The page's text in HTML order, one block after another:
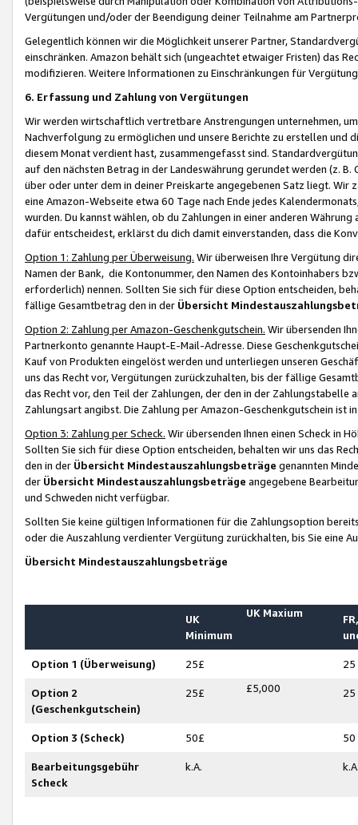
Vergütungen und/oder der Beendigung deiner Teilnahme am
Gelegentlich können wir die Möglichkeit unserer Partner,
einschränken. Amazon behält sich (ungeachtet etwaiger Fristen) das
modifizieren. Weitere Informationen zu Einschränkungen für
6. Erfassung und Zahlung von Vergütungen
Wir werden wirtschaftlich vertretbare Anstrengungen unternehmen,
Nachverfolgung zu ermöglichen und unsere Berichte zu erstellen und
diesem Monat verdient hast, zusammengefasst sind.
auf den nächsten Betrag in der Landeswährung gerundet werden (z.
über oder unter dem in deiner Preiskarte angegebenen Satz liegt.
eine Amazon-Webseite etwa 60 Tage nach Ende jedes
wurden. Du kannst wählen, ob du Zahlungen in einer anderen
dafür entscheidest, erklärst du dich damit einverstanden, dass die
Option 1: Zahlung per Überweisung. Wir überweisen Ihre Vergütung
Namen der Bank, die Kontonummer, den Namen des Kontoinhabers
erforderlich) nennen. Sollten Sie sich für diese Option entscheiden,
fällige Gesamtbetrag den in der Übersicht
Option 2: Zahlung per Amazon-Geschenkgutschein. Wir übersenden
Partnerkonto genannte Haupt-E-Mail-Adresse. Diese
Kauf von Produkten eingelöst werden und unterliegen unseren
uns das Recht vor, Vergütungen zurückzuhalten, bis der fällige
das Recht vor, den Teil der Zahlungen, der den in der
Zahlungsart angibst. Die Zahlung per Amazon-Geschenkgutschein ist
Option 3: Zahlung per Scheck. Wir übersenden Ihnen einen Scheck in
Sollten Sie sich für diese Option entscheiden, behalten wir uns das
den in der Übersicht Mindestauszahlungsbeträge genannten
der Übersicht Mindestauszahlungsbeträge angegebene
und Schweden nicht verfügbar.
Sollten Sie keine gültigen Informationen für die Zahlungsoption
oder die Auszahlung verdienter Vergütung zurückhalten, bis Sie
Übersicht Mindestauszahlungsbeträge
UK
Minimum
UK Maxium
Option 1 (Überweisung) 25£ 25
Option 2
(Geschenkgutschein)
25£ £5,000 25
Option 3 (Scheck) 50£ 50
Bearbeitungsgebühr
Scheck
k.A.